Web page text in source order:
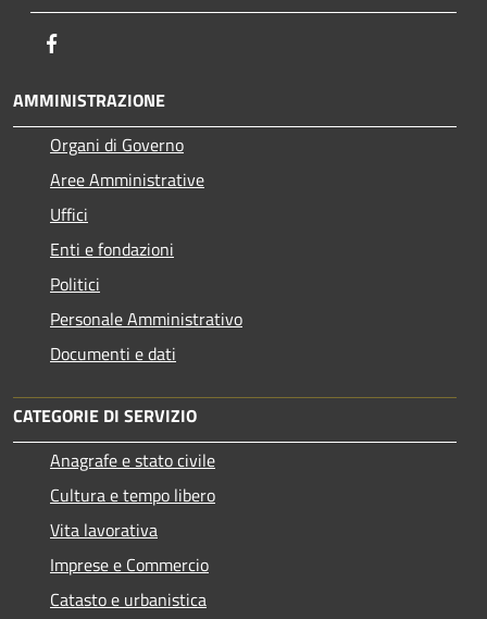
AMMINISTRAZIONE
Organi di Governo
Aree Amministrative
Uffici
Enti e fondazioni
Politici
Personale Amministrativo
Documenti e dati
CATEGORIE DI SERVIZIO
Anagrafe e stato civile
Cultura e tempo libero
Vita lavorativa
Imprese e Commercio
Catasto e urbanistica